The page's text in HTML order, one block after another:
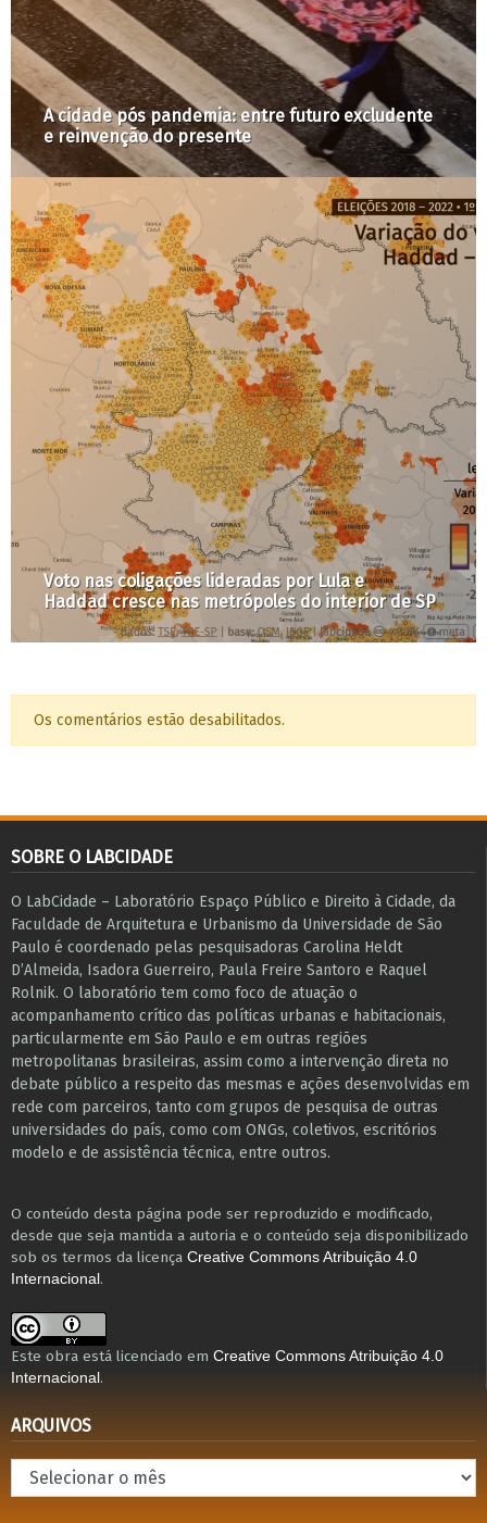
STF: suspender remoções durante a pandemia é
defender a vida
Resistências, movimentos sociais e ativismos
ligados à moradia de aluguel
Os comentários estão desabilitados.
SOBRE O LABCIDADE
O LabCidade – Laboratório Espaço Público e Direito à Cidade, da
Faculdade de Arquitetura e Urbanismo da Universidade de São
Paulo é coordenado pelas pesquisadoras Carolina Heldt
D’Almeida, Isadora Guerreiro, Paula Freire Santoro e Raquel
Rolnik. O laboratório tem como foco de atuação o
acompanhamento crítico das políticas urbanas e habitacionais,
particularmente em São Paulo e ​em outras regiões
metropolitanas brasileiras, assim como a intervenção direta no
debate público a respeito das mesmas e ações desenvolvidas em
r​e​de com parceiros, tanto com grupos de pesquisa ​de outras
universidades do país, como com ONGs, coletivos, escritórios
modelo e de assistência técnica​, entre outros​.
O conteúdo desta página pode ser reproduzido e modificado,
desde que seja mantida a autoria e o conteúdo seja disponibilizado
sob os termos da licença Creative Commons Atribuição 4.0
Internacional.
Este obra está licenciado em Creative Commons Atribuição 4.0
Internacional.
ARQUIVOS
Arquivos